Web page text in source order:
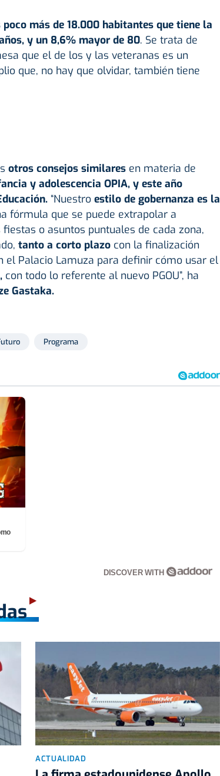
más de 18.000 habitantes que tiene la
y un 8,6% mayor de 80. Se trata de
que el de los y las veteranas es un
que, no hay que olvidar, también tiene
otros consejos similaresen materia de
y adolescencia OPIA, y este año
“Nuestro estilo de gobernanza es la
fórmula que se puede extrapolar a
o asuntos puntuales de cada zona,
tanto a corto plazocon la finalización
el Palacio Lamuza para definir cómo usar el
con todo lo referente al nuevo PGOU”, ha
Gastaka.
Programa
DISCOVER WITH
ACTUALIDAD